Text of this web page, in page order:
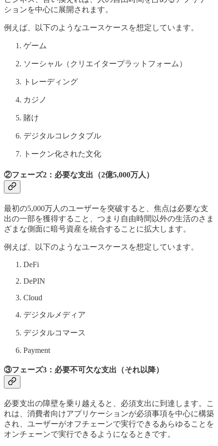
ションを中心に展開されます。
例えば、以下のようなユースケースを想定しています。
ゲーム
ソーシャル（クリエイタープラットフォーム）
トレーディング
カジノ
賭け
デジタルコレクタブル
トークン化された文化
②フェーズ2： 必要な支出（2億5,000万人）
最初の5,000万人のユーザーを突破すると、焦点は必要な支
出の一部を獲得すること、つまり自由時間以外の生活のさま
ざまな側面に暗号資産を統合することに拡大します。
例えば、以下のようなユースケースを想定しています。
DeFi
DePIN
Cloud
デジタルメディア
デジタルコマース
Payment
③フェーズ3： 必要不可欠な支出（それ以降）
必要支出の障壁を乗り越えると、必須支出に到達します。こ
れは、消費者向けアプリケーションが必須事項を中心に構築
され、ユーザーがオフチェーンで実行できるあらゆることを
オンチェーンで実行できるようになるときです。